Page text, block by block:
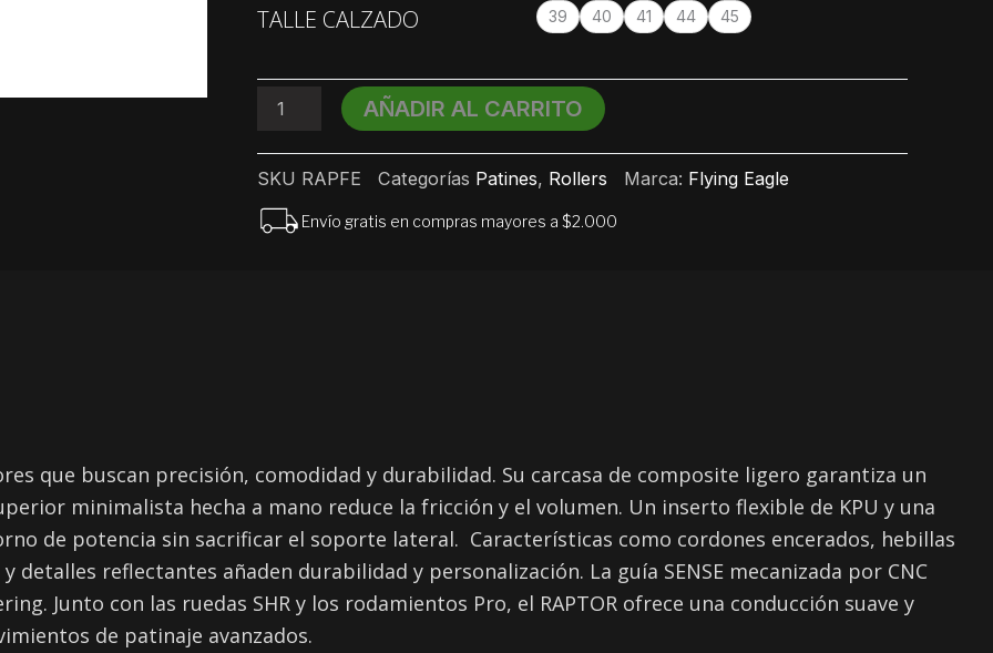
TALLE CALZADO
39 40 41 44 45
Raptor
Carbono
AÑADIR AL CARRITO
SKU RAPFE Categorías Patines, Rollers Marca: Flying Eagle
Envío gratis en compras mayores a $2.000
que buscan precisión, comodidad y durabilidad. Su carcasa de composite ligero garantiza un
minimalista hecha a mano reduce la fricción y el volumen. Un inserto flexible de KPU y una
de potencia sin sacrificar el soporte lateral. Características como cordones encerados, hebillas
detalles reflectantes añaden durabilidad y personalización. La guía SENSE mecanizada por CNC
Junto con las ruedas SHR y los rodamientos Pro, el RAPTOR ofrece una conducción suave y
de patinaje avanzados.